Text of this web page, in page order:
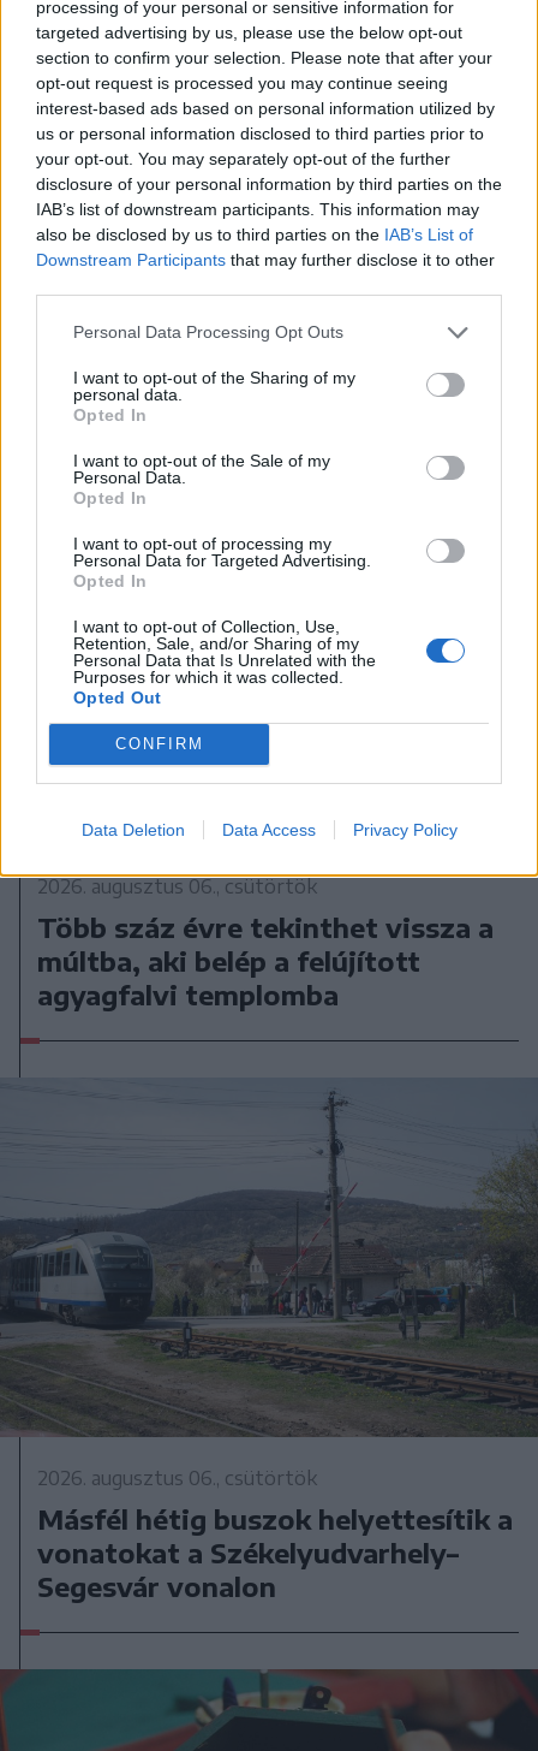
processing of your personal or sensitive information for
targeted advertising by us, please use the below opt-out
section to confirm your selection. Please note that after your
opt-out request is processed you may continue seeing
interest-based ads based on personal information utilized by
us or personal information disclosed to third parties prior to
your opt-out. You may separately opt-out of the further
disclosure of your personal information by third parties on the
IAB’s list of downstream participants. This information may
also be disclosed by us to third parties on the IAB’s List of
Downstream Participants that may further disclose it to other
Personal Data Processing Opt Outs
I want to opt-out of the Sharing of my
personal data.
Opted In
I want to opt-out of the Sale of my
Personal Data.
Opted In
I want to opt-out of processing my
Personal Data for Targeted Advertising.
Opted In
I want to opt-out of Collection, Use,
Retention, Sale, and/or Sharing of my
Personal Data that Is Unrelated with the
Purposes for which it was collected.
Opted Out
CONFIRM
Data Deletion Data Access Privacy Policy
2026. augusztus 06., csütörtök
Székelykeresztúri üzleteknél és
cégeknél razziáztak a hatóságok
2026. augusztus 06., csütörtök
Több száz évre tekinthet vissza a
múltba, aki belép a felújított
agyagfalvi templomba
2026. augusztus 06., csütörtök
Másfél hétig buszok helyettesítik a
vonatokat a Székelyudvarhely–
Segesvár vonalon